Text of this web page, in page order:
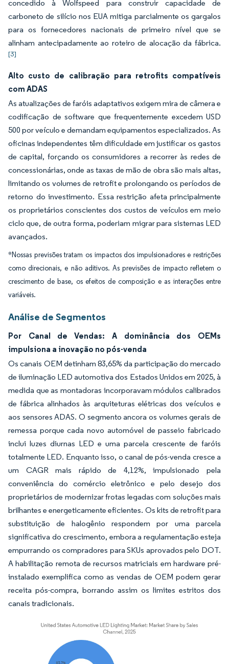
concedido à Wolfspeed para construir capacidade de
carboneto de silício nos EUA mitiga parcialmente os gargalos
para os fornecedores nacionais de primeiro nível que se
alinham antecipadamente ao roteiro de alocação da fábrica.
[3]
Alto custo de calibração para retrofits compatíveis
com ADAS
As atualizações de faróis adaptativos exigem mira de câmera e
codificação de software que frequentemente excedem USD
500 por veículo e demandam equipamentos especializados. As
oficinas independentes têm dificuldade em justificar os gastos
de capital, forçando os consumidores a recorrer às redes de
concessionárias, onde as taxas de mão de obra são mais altas,
limitando os volumes de retrofit e prolongando os períodos de
retorno do investimento. Essa restrição afeta principalmente
os proprietários conscientes dos custos de veículos em meio
ciclo que, de outra forma, poderiam migrar para sistemas LED
avançados.
*Nossas previsões tratam os impactos dos impulsionadores e restrições
como direcionais, e não aditivos. As previsões de impacto refletem o
crescimento de base, os efeitos de composição e as interações entre
variáveis.
Análise de Segmentos
Por Canal de Vendas: A dominância dos OEMs
impulsiona a inovação no pós-venda
Os canais OEM detinham 83,65% da participação do mercado
de iluminação LED automotiva dos Estados Unidos em 2025, à
medida que as montadoras incorporavam módulos calibrados
de fábrica alinhados às arquiteturas elétricas dos veículos e
aos sensores ADAS. O segmento ancora os volumes gerais de
remessa porque cada novo automóvel de passeio fabricado
inclui luzes diurnas LED e uma parcela crescente de faróis
totalmente LED. Enquanto isso, o canal de pós-venda cresce a
um CAGR mais rápido de 4,12%, impulsionado pela
conveniência do comércio eletrônico e pelo desejo dos
proprietários de modernizar frotas legadas com soluções mais
brilhantes e energeticamente eficientes. Os kits de retrofit para
substituição de halogênio respondem por uma parcela
significativa do crescimento, embora a regulamentação esteja
empurrando os compradores para SKUs aprovados pelo DOT.
A habilitação remota de recursos matriciais em hardware pré-
instalado exemplifica como as vendas de OEM podem gerar
receita pós-compra, borrando assim os limites estritos dos
canais tradicionais.